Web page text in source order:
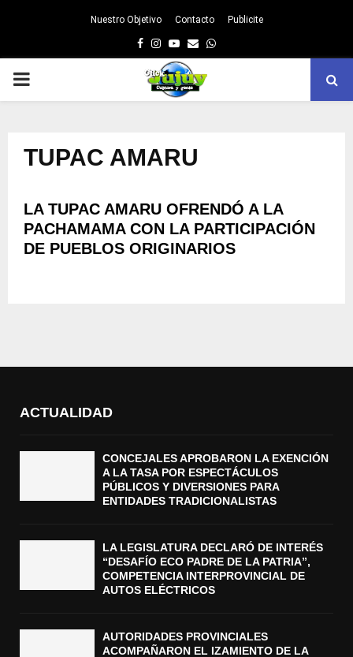
Nuestro Objetivo Contacto Publicite
Facebook
Instagram
Youtube
EmailWhatsapp
PRIMARY
TUPAC AMARU
LA TUPAC AMARU OFRENDÓ A LA
PACHAMAMA CON LA PARTICIPACIÓN
DE PUEBLOS ORIGINARIOS
ACTUALIDAD
CONCEJALES APROBARON LA EXENCIÓN
A LA TASA POR ESPECTÁCULOS
PÚBLICOS Y DIVERSIONES PARA
ENTIDADES TRADICIONALISTAS
LA LEGISLATURA DECLARÓ DE INTERÉS
“DESAFÍO ECO PADRE DE LA PATRIA”,
COMPETENCIA INTERPROVINCIAL DE
AUTOS ELÉCTRICOS
AUTORIDADES PROVINCIALES
ACOMPAÑARON EL IZAMIENTO DE LA